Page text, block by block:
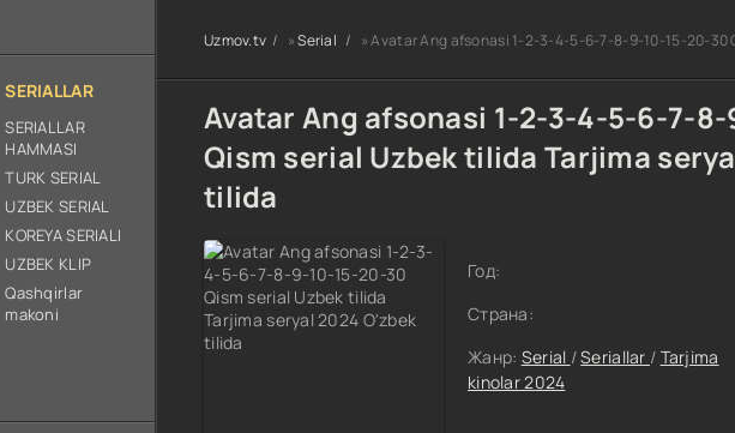
O'zbekcha
2026
tarjima kino
ix skachat
Uzbek tilida
O'zbekcha
2026
Full HD tas-
ix skachat
2026
SERIALLAR
SERIALLAR
HAMMASI
TURK SERIAL
UZBEK SERIAL
KOREYA SERIALI
UZBEK KLIP
Qashqirlar
makoni
Uzmov.tv »Serial » Avatar Ang afsonasi 1-2-3-4-5-6-7-8-9-10-15-20-30
Avatar Ang afsonasi 1-2-3-4-5-6-7-
Qism serial Uzbek tilida Tarjima
tilida
Год:
Страна:
Жанр: Serial /Seriallar / Tarjima
kinolar 2024